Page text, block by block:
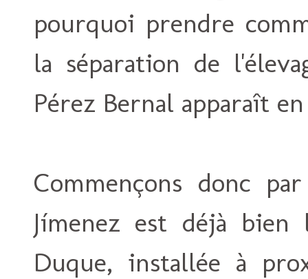
pourquoi prendre
la séparation de
Pérez Bernal apparaît
Commençons donc
Jímenez est déjà
Duque, installée à